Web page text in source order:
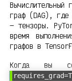
Вычислительный
граф (DAG), где
— тензоры.
время
графов в
Когда вы